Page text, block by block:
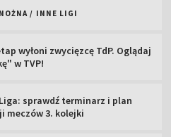
/ INNE LIGI
wyłoni zwycięzcę TdP. Oglądaj
w TVP!
sprawdź terminarz i plan
meczów 3. kolejki